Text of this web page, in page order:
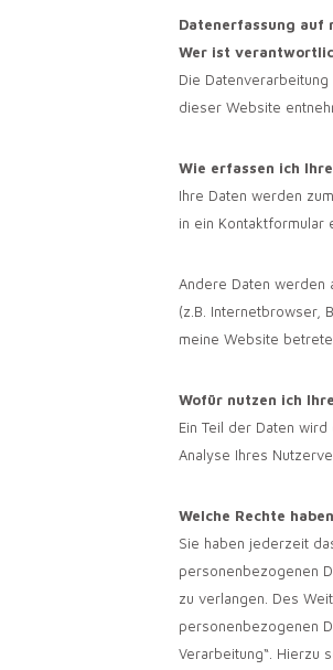
Datenerfassung auf
Wer ist
Die
dieser Website
Wie erfassen ich
Ihre Daten werden
in ein Kontaktformular
Andere Daten werden
(z.B. Internetbrowser,
meine Website
Wofür nutzen ich
Ein Teil der Daten
Analyse Ihres
Welche Rechte
Sie haben jederzeit
personenbezogenen
zu verlangen. Des
personenbezogenen
Verarbeitung“. Hierzu